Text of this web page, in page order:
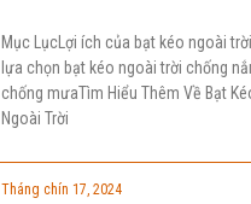
Mục LụcLợi ích của bạt kéo ngoài
lựa chọn bạt kéo ngoài trời chống
chống mưaTìm Hiểu Thêm Về Bạt
Ngoài Trời
Tháng chín 17, 2024